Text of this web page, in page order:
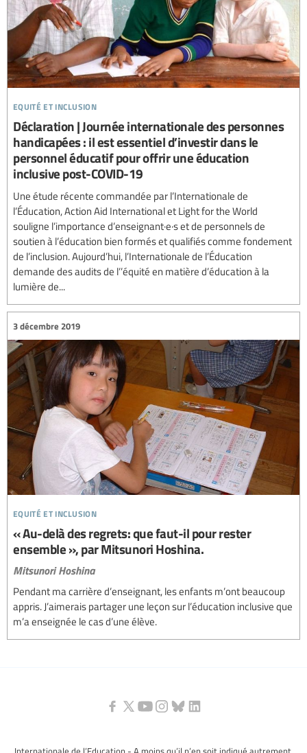
equité et inclusion
Déclaration | Journée internationale des personnes
handicapées : il est essentiel d’investir dans le
personnel éducatif pour offrir une éducation
inclusive post-COVID-19
Une étude récente commandée par l’Internationale de
l’Éducation, Action Aid International et Light for the World
souligne l’importance d’enseignant·e·s et de personnels de
soutien à l’éducation bien formés et qualifiés comme fondement
de l’inclusion. Aujourd’hui, l’Internationale de l’Éducation
demande des audits de l’’équité en matière d’éducation à la
lumière de...
equité et inclusion
3 décembre 2019
« Au-delà des regrets: que faut-il pour rester
ensemble », par Mitsunori Hoshina.
Mitsunori Hoshina
Pendant ma carrière d’enseignant, les enfants m’ont beaucoup
appris. J’aimerais partager une leçon sur l’éducation inclusive que
m’a enseignée le cas d’une élève.